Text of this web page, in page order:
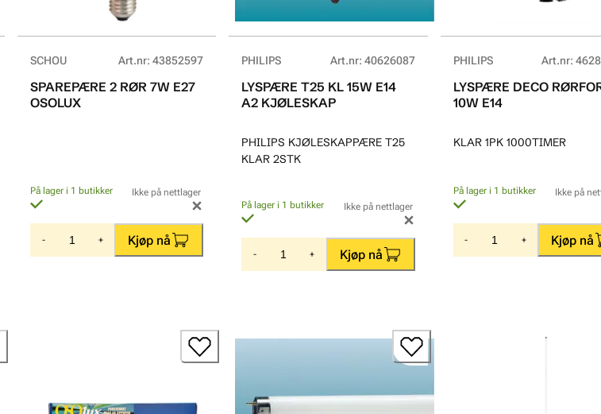
SCHOU Art.nr:43852597
SPAREPÆRE 2 RØR 7W E27
OSOLUX
På lager i 1 butikker Ikke på nettlager
- + Kjøp nå
PHILIPS Art.nr: 40626087
LYSPÆRE T25 KL 15W E14
A2 KJØLESKAP
PHILIPS KJØLESKAPPÆRE T25
KLAR 2STK
På lager i 1 butikker Ikke på nettlager
- + Kjøp nå
PHILIPS Art.nr:
LYSPÆRE DECO
10W E14
KLAR 1PK 1000TIMER
På lager i 1 butikker Ikke på
- + Kjøp nå